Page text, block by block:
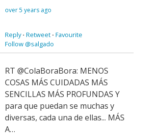
over 5 years ago
Reply⋅ Retweet ⋅ Favourite
Follow @salgado
RT @ColaBoraBora: MENOS
COSAS MÁS CUIDADAS MÁS
SENCILLAS MÁS PROFUNDAS Y
para que puedan se muchas y
diversas, cada una de ellas... MÁS
A…